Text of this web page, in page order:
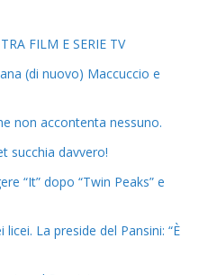
FILM E SERIE TV
(di nuovo) Maccuccio e
non accontenta nessuno.
succhia davvero!
“It” dopo “Twin Peaks” e
La preside del Pansini: “È